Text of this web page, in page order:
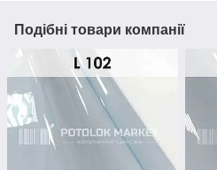
Подібні товари компанії